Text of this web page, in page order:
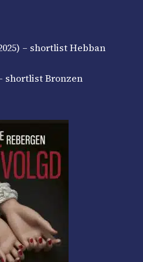
– shortlist Hebban
shortlist Bronzen